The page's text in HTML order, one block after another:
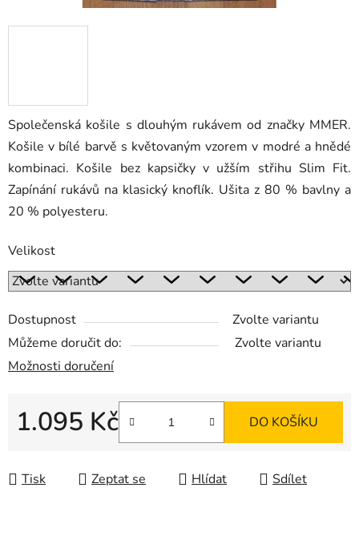
Společenská košile s dlouhým rukávem od značky MMER.
Košile v bílé barvě s květovaným vzorem v modré a hnědé
kombinaci. Košile bez kapsičky v užším střihu Slim Fit.
Zapínání rukávů na klasický knoflík. Ušita z 80 % bavlny a
20 % polyesteru.
Velikost
Dostupnost
Zvolte variantu
Můžeme doručit do:
Zvolte variantu
Možnosti doručení
1.095 Kč DO KOŠÍKU
Tisk Zeptat se Hlídat Sdílet